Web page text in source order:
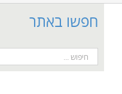
חפשו באתר
חיפוש...